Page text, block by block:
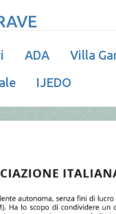
ADA
Villa
IJEDO